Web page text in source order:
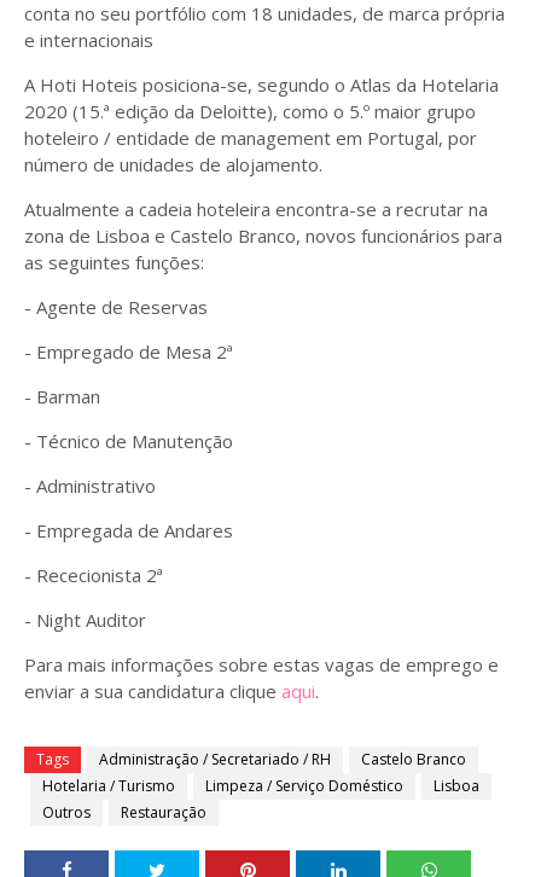
conta no seu portfólio com 18 unidades, de marca própria
e internacionais
A Hoti Hoteis posiciona-se, segundo o Atlas da Hotelaria
2020 (15.ª edição da Deloitte), como o 5.º maior grupo
hoteleiro / entidade de management em Portugal, por
número de unidades de alojamento.
Atualmente a cadeia hoteleira encontra-se a recrutar na
zona de Lisboa e Castelo Branco, novos funcionários para
as seguintes funções:
- Agente de Reservas
- Empregado de Mesa 2ª
- Barman
- Técnico de Manutenção
- Administrativo
- Empregada de Andares
- Rececionista 2ª
- Night Auditor
Para mais informações sobre estas vagas de emprego e
enviar a sua candidatura clique aqui.
Tags Administração / Secretariado / RH
Castelo Branco
Hotelaria / Turismo
Limpeza / Serviço Doméstico
Lisboa
Outros
Restauração